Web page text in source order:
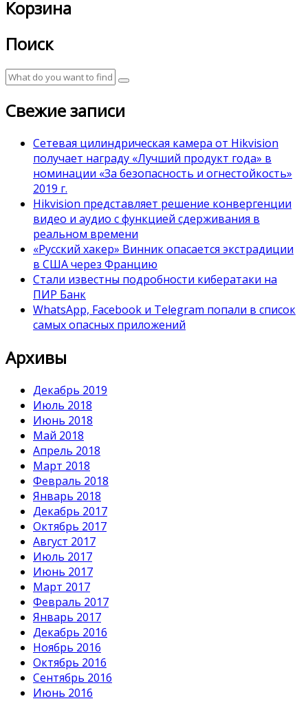
Корзина
Поиск
Свежие записи
Сетевая цилиндрическая камера от Hikvision
получает награду «Лучший продукт года» в
номинации «За безопасность и огнестойкость»
2019 г.
Hikvision представляет решение конвергенции
видео и аудио с функцией сдерживания в
реальном времени
«Русский хакер» Винник опасается экстрадиции
в США через Францию
Стали известны подробности кибератаки на
ПИР Банк
WhatsApp, Facebook и Telegram попали в список
самых опасных приложений
Архивы
Декабрь 2019
Июль 2018
Июнь 2018
Май 2018
Апрель 2018
Март 2018
Февраль 2018
Январь 2018
Декабрь 2017
Октябрь 2017
Август 2017
Июль 2017
Июнь 2017
Март 2017
Февраль 2017
Январь 2017
Декабрь 2016
Ноябрь 2016
Октябрь 2016
Сентябрь 2016
Июнь 2016